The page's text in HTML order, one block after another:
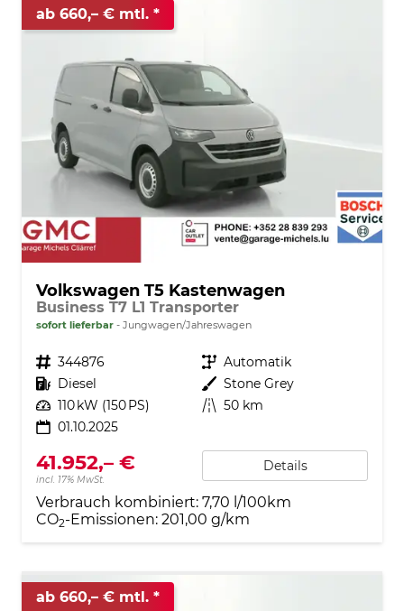
ab 660,– € mtl.
Volkswagen T5 Kastenwagen
Business T7 L1 Transporter
sofort lieferbar Jungwagen/Jahreswagen
Fahrzeugnr. 344876 Getriebe Automatik
Kraftstoff Diesel Außenfarbe Stone Grey
Leistung 110 kW (150 PS) Kilometerstand 50 km
01.10.2025
41.952,– €
incl. 17% MwSt.
Details
Verbrauch kombiniert: 7,70 l/100km
CO2-Emissionen: 201,00 g/km
ab 660,– € mtl.